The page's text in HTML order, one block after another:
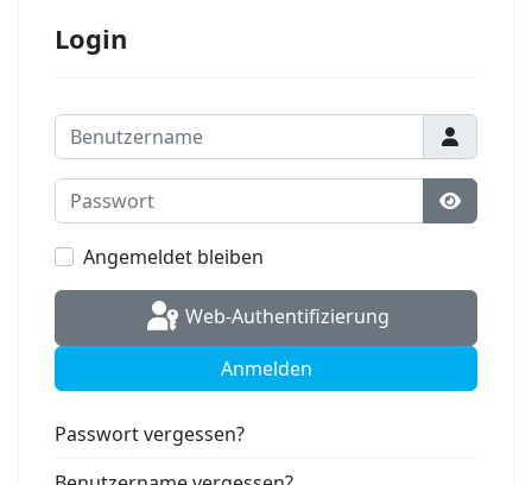
Login
Benutzername
Passwort
Angemeldet bleiben
Web-Authentifizierung
Anmelden
Passwort vergessen?